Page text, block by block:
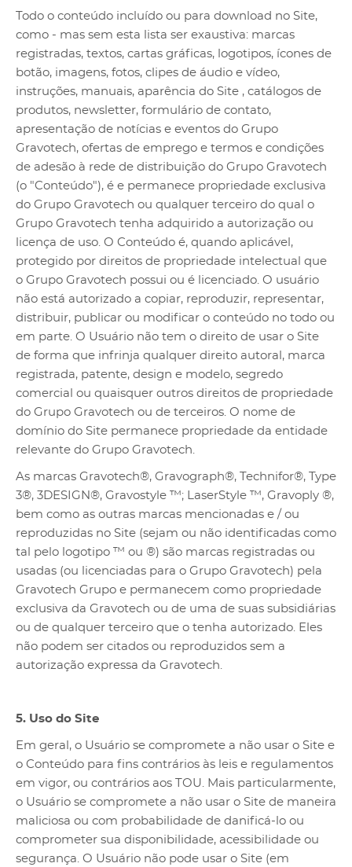
Todo o conteúdo incluído ou para download no Site,
como - mas sem esta lista ser exaustiva: marcas
registradas, textos, cartas gráficas, logotipos, ícones de
botão, imagens, fotos, clipes de áudio e vídeo,
instruções, manuais, aparência do Site , catálogos de
produtos, newsletter, formulário de contato,
apresentação de notícias e eventos do Grupo
Gravotech, ofertas de emprego e termos e condições
de adesão à rede de distribuição do Grupo Gravotech
(o "Conteúdo"), é e permanece propriedade exclusiva
do Grupo Gravotech ou qualquer terceiro do qual o
Grupo Gravotech tenha adquirido a autorização ou
licença de uso. O Conteúdo é, quando aplicável,
protegido por direitos de propriedade intelectual que
o Grupo Gravotech possui ou é licenciado. O usuário
não está autorizado a copiar, reproduzir, representar,
distribuir, publicar ou modificar o conteúdo no todo ou
em parte. O Usuário não tem o direito de usar o Site
de forma que infrinja qualquer direito autoral, marca
registrada, patente, design e modelo, segredo
comercial ou quaisquer outros direitos de propriedade
do Grupo Gravotech ou de terceiros. O nome de
domínio do Site permanece propriedade da entidade
relevante do Grupo Gravotech.
As marcas Gravotech®, Gravograph®, Technifor®, Type
3®, 3DESIGN®, Gravostyle ™; LaserStyle ™, Gravoply ®,
bem como as outras marcas mencionadas e / ou
reproduzidas no Site (sejam ou não identificadas como
tal pelo logotipo ™ ou ®) são marcas registradas ou
usadas (ou licenciadas para o Grupo Gravotech) pela
Gravotech Grupo e permanecem como propriedade
exclusiva da Gravotech ou de uma de suas subsidiárias
ou de qualquer terceiro que o tenha autorizado. Eles
não podem ser citados ou reproduzidos sem a
autorização expressa da Gravotech.
5. Uso do Site
Em geral, o Usuário se compromete a não usar o Site e
o Conteúdo para fins contrários às leis e regulamentos
em vigor, ou contrários aos TOU. Mais particularmente,
o Usuário se compromete a não usar o Site de maneira
maliciosa ou com probabilidade de danificá-lo ou
comprometer sua disponibilidade, acessibilidade ou
segurança. O Usuário não pode usar o Site (em